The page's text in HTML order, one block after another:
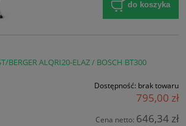
do koszyka
BERGER ALQRI20-ELAZ / BOSCH BT300
Dostępność: brak towaru
795,00 zł
Cena netto: 646,34 zł